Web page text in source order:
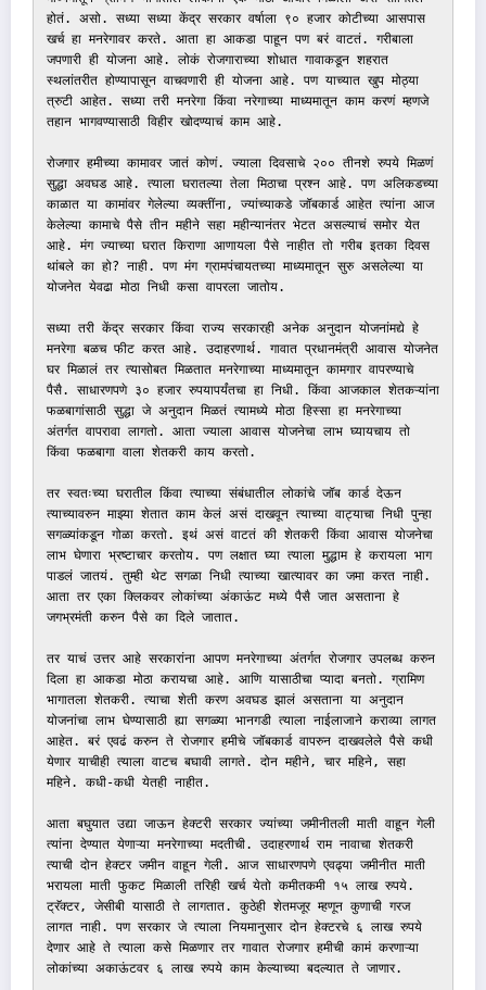
होतं. असो. सध्या सध्या केंद्र सरकार वर्षाला ९० हजार कोटीच्या आसपास
खर्च हा मनरेगावर करते. आता हा आकडा पाहून पण बरं वाटतं. गरीबाला
जपणारी ही योजना आहे. लोकं रोजगाराच्या शोधात गावाकडून शहरात
स्थलांतरीत होण्यापासून वाचवणारी ही योजना आहे. पण याच्यात खुप मोठ्या
त्रुटी आहेत. सध्या तरी मनरेगा किंवा नरेगाच्या माध्यमातून काम करणं म्हणजे
तहान भागवण्यासाठी विहीर खोदण्याचं काम आहे.
रोजगार हमीच्या कामावर जातं कोणं. ज्याला दिवसाचे २०० तीनशे रुपये मिळणं
सुद्धा अवघड आहे. त्याला घरातल्या तेला मिठाचा प्रश्न आहे. पण अलिकडच्या
काळात या कामांवर गेलेल्या व्यक्तींना, ज्यांच्याकडे जॉबकार्ड आहेत त्यांना आज
केलेल्या कामाचे पैसे तीन महीने सहा महीन्यानंतर भेटत असल्याचं समोर येत
आहे. मंग ज्याच्या घरात किराणा आणायला पैसे नाहीत तो गरीब इतका दिवस
थांबले का हो? नाही. पण मंग ग्रामपंचायतच्या माध्यमातून सुरु असलेल्या या
योजनेत येवढा मोठा निधी कसा वापरला जातोय.
सध्या तरी केंद्र सरकार किंवा राज्य सरकारही अनेक अनुदान योजनांमद्ये हे
मनरेगा बळच फीट करत आहे. उदाहरणार्थ. गावात प्रधानमंत्री आवास योजनेत
घर मिळालं तर त्यासोबत मिळतात मनरेगाच्या माध्यमातून कामगार वापरण्याचे
पैसै. साधारणपणे ३० हजार रुपयापर्यंतचा हा निधी. किंवा आजकाल शेतकऱ्यांना
फळबागांसाठी सुद्धा जे अनुदान मिळतं त्यामध्ये मोठा हिस्सा हा मनरेगाच्या
अंतर्गत वापरावा लागतो. आता ज्याला आवास योजनेचा लाभ घ्यायचाय तो
किंवा फळबागा वाला शेतकरी काय करतो.
तर स्वतःच्या घरातील किंवा त्याच्या संबंधातील लोकांचे जॉब कार्ड देऊन
त्याच्यावरुन माझ्या शेतात काम केलं असं दाखवून त्याच्या वाट्याचा निधी पुन्हा
सगळ्यांकडून गोळा करतो. इथं असं वाटतं की शेतकरी किंवा आवास योजनेचा
लाभ घेणारा भ्रष्टाचार करतोय. पण लक्षात घ्या त्याला मुद्धाम हे करायला भाग
पाडलं जातयं. तुम्ही थेट सगळा निधी त्याच्या खात्यावर का जमा करत नाही.
आता तर एका क्लिकवर लोकांच्या अंकाऊंट मध्ये पैसै जात असताना हे
जगभ्रमंती करुन पैसे का दिले जातात.
तर याचं उत्तर आहे सरकारांना आपण मनरेगाच्या अंतर्गत रोजगार उपलब्ध करुन
दिला हा आकडा मोठा करायचा आहे. आणि यासाठीचा प्यादा बनतो. ग्रामिण
भागातला शेतकरी. त्याचा शेती करण अवघड झालं असताना या अनुदान
योजनांचा लाभ घेण्यासाठी ह्या सगळ्या भानगडी त्याला नाईलाजाने कराव्या लागत
आहेत. बरं एवढं करुन ते रोजगार हमीचे जॉबकार्ड वापरुन दाखवलेले पैसे कधी
येणार याचीही त्याला वाटच बघावी लागते. दोन महीने, चार महिने, सहा
महिने. कधी-कधी येतही नाहीत.
आता बघुयात उद्या जाऊन हेक्टरी सरकार ज्यांच्या जमीनीतली माती वाहून गेली
त्यांना देण्यात येणाऱ्या मनरेगाच्या मदतीची. उदाहरणार्थ राम नावाचा शेतकरी
त्याची दोन हेक्टर जमीन वाहून गेली. आज साधारणपणे एवढ्या जमीनीत माती
भरायला माती फुकट मिळाली तरिही खर्च येतो कमीतकमी १५ लाख रुपये.
ट्रॅक्टर, जेसीबी यासाठी ते लागतात. कुठेही शेतमजूर म्हणून कुणाची गरज
लागत नाही. पण सरकार जे त्याला नियमानुसार दोन हेक्टरचे ६ लाख रुपये
देणार आहे ते त्याला कसे मिळणार तर गावात रोजगार हमीची कामं करणाऱ्या
लोकांच्या अकाऊंटवर ६ लाख रुपये काम केल्याच्या बदल्यात ते जाणार.